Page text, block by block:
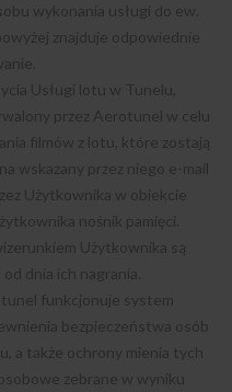
wykonania usługi do ew.
znajduje odpowiednie
Usługi lotu w Tunelu,
przez Aerotunel w celu
filmów z lotu, które zostają
wskazany przez niego e-mail
Użytkownika w obiekcie
nośnik pamięci.
Użytkownika są
dnia ich nagrania.
funkcjonuje system
bezpieczeństwa osób
a także ochrony mienia tych
zebrane w wyniku